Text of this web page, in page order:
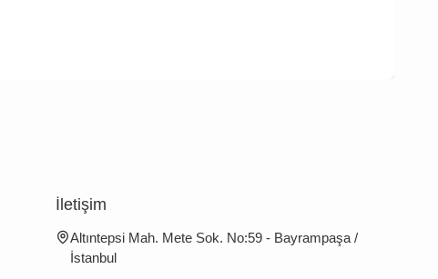
İletişim
Altıntepsi Mah. Mete Sok. No:59 - Bayrampaşa /
İstanbul